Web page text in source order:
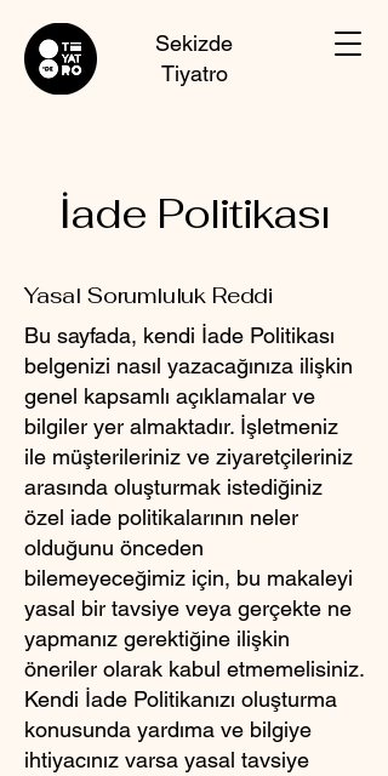
Sekizde
Tiyatro
İade Politikası
Yasal Sorumluluk Reddi
Bu sayfada, kendi İade Politikası
belgenizi nasıl yazacağınıza ilişkin
genel kapsamlı açıklamalar ve
bilgiler yer almaktadır. İşletmeniz
ile müşterileriniz ve ziyaretçileriniz
arasında oluşturmak istediğiniz
özel iade politikalarının neler
olduğunu önceden
bilemeyeceğimiz için, bu makaleyi
yasal bir tavsiye veya gerçekte ne
yapmanız gerektiğine ilişkin
öneriler olarak kabul etmemelisiniz.
Kendi İade Politikanızı oluşturma
konusunda yardıma ve bilgiye
ihtiyacınız varsa yasal tavsiye